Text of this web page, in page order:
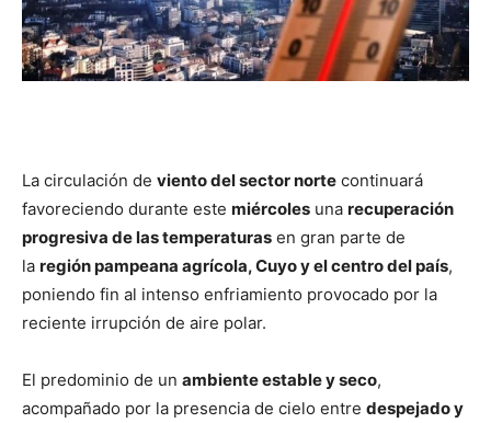
Verdad
lo
La circulación de viento del sector norte continuará
favoreciendo durante este miércoles una recuperación
progresiva de las temperaturas en gran parte de
la región pampeana agrícola, Cuyo y el centro del país,
poniendo fin al intenso enfriamiento provocado por la
reciente irrupción de aire polar.
El predominio de un ambiente estable y seco,
acompañado por la presencia de cielo entre despejado y